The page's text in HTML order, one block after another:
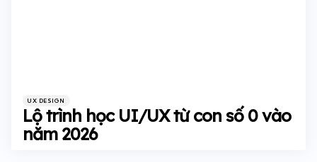
Categories
Posted
in
UX DESIGN
Lộ trình học UI/UX từ con số 0 vào
năm 2026